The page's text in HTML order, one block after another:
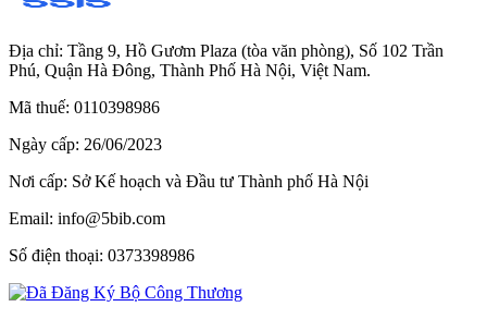
Địa chỉ: Tầng 9, Hồ Gươm Plaza (tòa văn phòng), Số 102 Trần
Phú, Quận Hà Đông, Thành Phố Hà Nội, Việt Nam.
Mã thuế: 0110398986
Ngày cấp: 26/06/2023
Nơi cấp: Sở Kế hoạch và Đầu tư Thành phố Hà Nội
Email: info@5bib.com
Số điện thoại: 0373398986